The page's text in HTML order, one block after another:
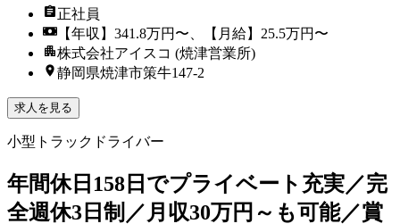
正社員
【年収】341.8万円〜、【月給】25.5万円〜
株式会社アイスコ (焼津営業所)
静岡県焼津市策牛147-2
求人を見る
小型トラックドライバー
年間休日158日でプライベート充実／完
全週休3日制／月収30万円～も可能／賞